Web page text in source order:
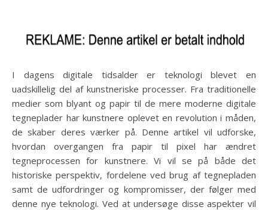
I dagens digitale tidsalder er teknologi blevet en
uadskillelig del af kunstneriske processer. Fra traditionelle
medier som blyant og papir til de mere moderne digitale
tegneplader har kunstnere oplevet en revolution i måden,
de skaber deres værker på. Denne artikel vil udforske,
hvordan overgangen fra papir til pixel har ændret
tegneprocessen for kunstnere. Vi vil se på både det
historiske perspektiv, fordelene ved brug af tegnepladen
samt de udfordringer og kompromisser, der følger med
denne nye teknologi. Ved at undersøge disse aspekter vil